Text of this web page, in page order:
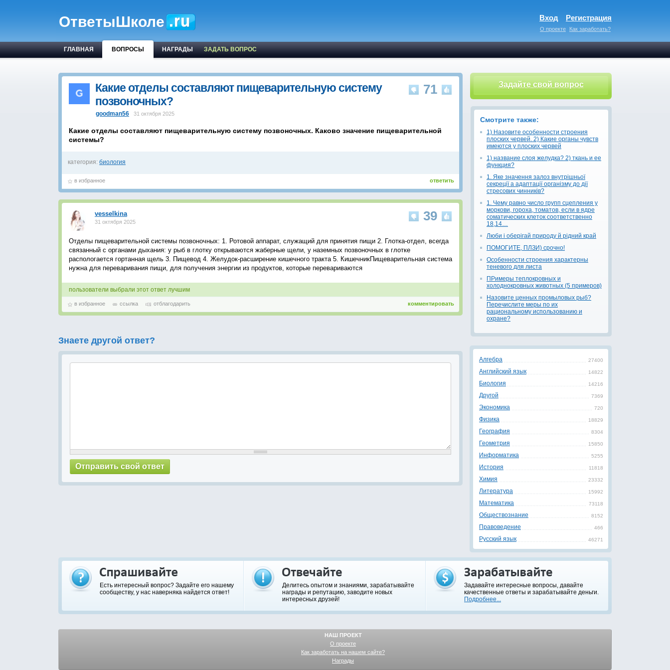
ОтветыШколе Вход Регистрация
О проекте Как заработать?
ГЛАВНАЯ ВОПРОСЫ НАГРАДЫ ЗАДАТЬ ВОПРОС
71
Какие отделы составляют пищеварительную систему
позвоночных?
goodman56 31 октября 2025
Какие отделы составляют пищеварительную систему позвоночных. Каково значение пищеварительной
системы?
категория: биология
ответить
в избранное
39
vesselkina
31 октября 2025
Отделы пищеварительной системы позвоночных: 1. Ротовой аппарат, служащий для принятия пищи 2. Глотка-отдел, всегда
связанный с органами дыхания: у рыб в глотку открываются жаберные щели, у наземных позвоночных в глотке
распологается гортанная щель 3. Пищевод 4. Желудок-расширение кишечного тракта 5. КишечникПищеварительная система
нужна для переваривания пищи, для получения энергии из продуктов, которые перевариваются
пользователи выбрали этот ответ лучшим
комментировать
в избранное ссылка отблагодарить
Знаете другой ответ?
Задайте свой вопрос
Смотрите также:
1) Назовите особенности строения
плоских червей. 2) Какие органы чувств
имеются у плоских червей
1) название слоя желудка? 2) ткань и ее
функция?
1. Яке значення залоз внутрішньої
секреції а адаптації організму до дії
стресових чинників?
1. Чему равно число групп сцепления у
моркови, гороха, томатов, если в ядре
соматических клеток соответственно
18,14…
Люби і оберігай природу й рідний край
ПОМОГИТЕ, ПЛЗИ) срочно!
Особенности строения характерны
теневого для листа
ПРимеры теплокровных и
холоднокровных животных (5 примеров)
Назовите ценных промыловых рыб?
Перечислите меры по их
рациональному использованию и
охране?
27400
Алгебра
14822
Английский язык
14216
Биология
7369
Другой
720
Экономика
18829
Физика
8304
География
15850
Геометрия
5255
Информатика
11818
История
23332
Химия
15992
Литература
73118
Математика
8152
Обществознание
466
Правоведение
46271
Русский язык
Есть интересный вопрос? Задайте его нашему
сообществу, у нас наверняка найдется ответ!
Делитесь опытом и знаниями, зарабатывайте
награды и репутацию, заводите новых
интересных друзей!
Задавайте интересные вопросы, давайте
качественные ответы и зарабатывайте деньги.
Подробнее...
НАШ ПРОЕКТ
О проекте
Как заработать на нашем сайте?
Награды